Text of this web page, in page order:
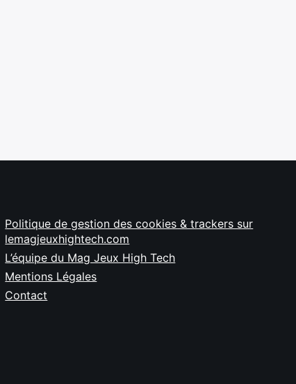
Politique de gestion des cookies & trackers sur
lemagjeuxhightech.com
L’équipe du Mag Jeux High Tech
Mentions Légales
Contact